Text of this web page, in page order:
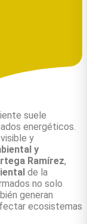
suele
energéticos.
y
y
Ramírez,
de la
no solo
generan
ecosistemas